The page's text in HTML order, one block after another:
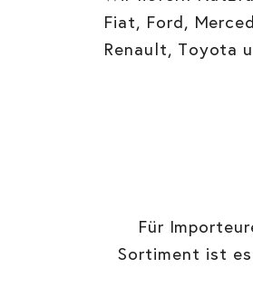
Fiat, Ford,
Renault, Toyota
Für
Sortiment ist